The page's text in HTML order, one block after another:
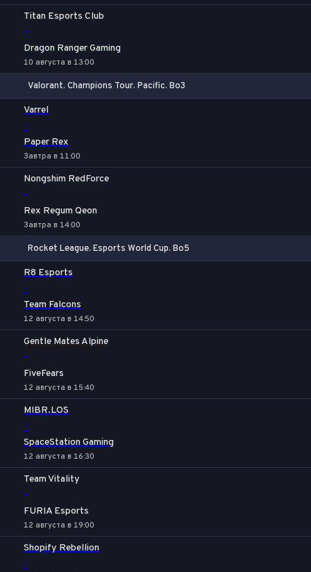
Titan Esports Club
-
Dragon Ranger Gaming
10 августа в 13:00
Valorant. Champions Tour. Pacific. Bo3
Varrel
-
Paper Rex
Завтра в 11:00
Nongshim RedForce
-
Rex Regum Qeon
Завтра в 14:00
Rocket League. Esports World Cup. Bo5
R8 Esports
-
Team Falcons
12 августа в 14:50
Gentle Mates Alpine
-
FiveFears
12 августа в 15:40
MIBR.LOS
-
SpaceStation Gaming
12 августа в 16:30
Team Vitality
-
FURIA Esports
12 августа в 19:00
Shopify Rebellion
-